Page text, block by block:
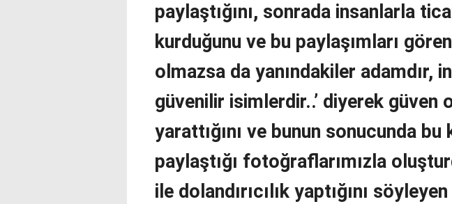
paylaştığını, sonrada insanlarla
kurduğunu ve bu paylaşımları
olmazsa da yanındakiler adamdır,
güvenilir isimlerdir..’ diyerek güven
yarattığını ve bunun sonucunda bu
paylaştığı fotoğraflarımızla
ile dolandırıcılık yaptığını söyleyen